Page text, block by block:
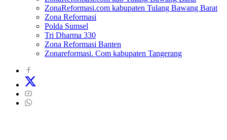
ZonaReformasi.com kabupaten Tulang Bawang Barat
Zona Reformasi
Polda Sumsel
Tri Dharma 330
Zona Reformasi Banten
Zonareformasi. Com kabupaten Tangerang